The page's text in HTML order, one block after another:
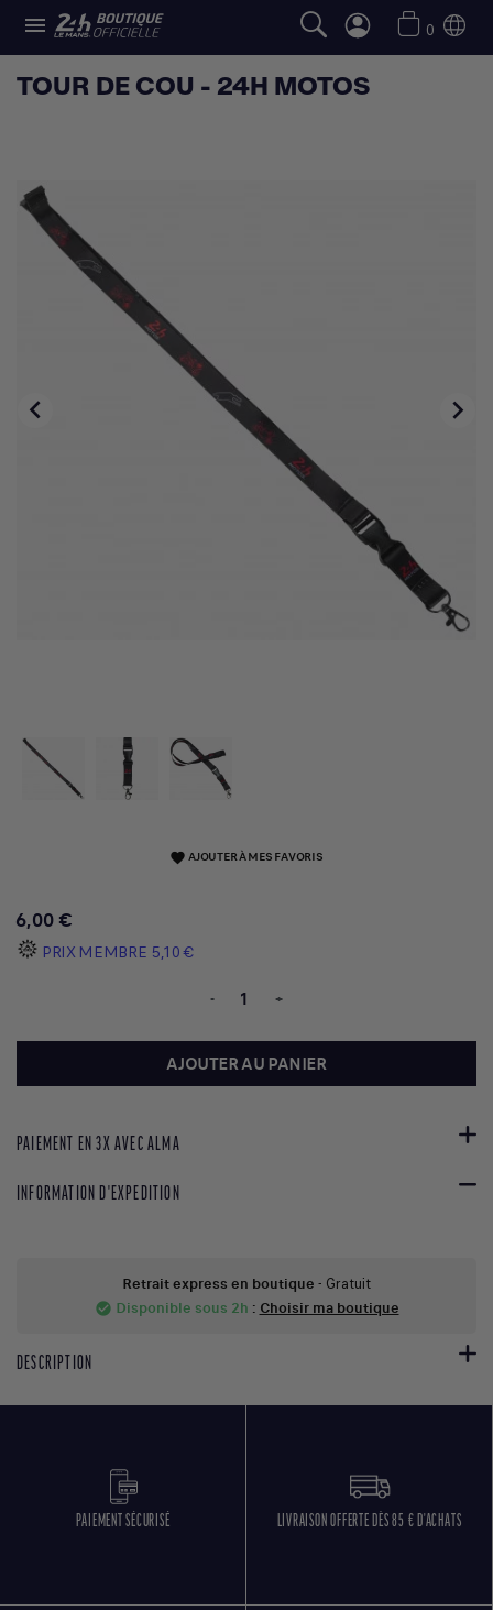
 0
TOUR DE COU - 24H MOTOS
 
favorite AJOUTER À MES FAVORIS
6,00 €
PRIX MEMBRE 5,10 €
- +
AJOUTER AU PANIER
PAIEMENT EN 3X AVEC ALMA
INFORMATION D'EXPEDITION
Retrait express en boutique - Gratuit
check_circle Disponible sous 2h : Choisir ma boutique
DESCRIPTION
PAIEMENT SÉCURISÉ LIVRAISON OFFERTE DÈS 85 € D'ACHATS